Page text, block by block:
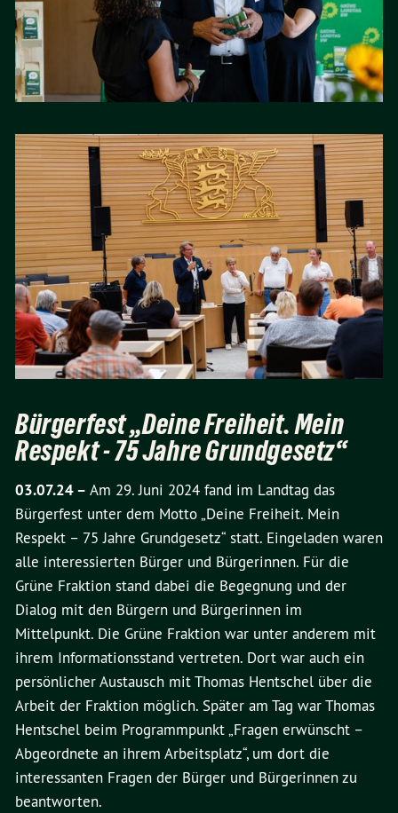
Bürgerfest „Deine Freiheit. Mein
Respekt - 75 Jahre Grundgesetz“
03.07.24 – Am 29. Juni 2024 fand im Landtag das
Bürgerfest unter dem Motto „Deine Freiheit. Mein
Respekt – 75 Jahre Grundgesetz“ statt. Eingeladen waren
alle interessierten Bürger und Bürgerinnen. Für die
Grüne Fraktion stand dabei die Begegnung und der
Dialog mit den Bürgern und Bürgerinnen im
Mittelpunkt. Die Grüne Fraktion war unter anderem mit
ihrem Informationsstand vertreten. Dort war auch ein
persönlicher Austausch mit Thomas Hentschel über die
Arbeit der Fraktion möglich. Später am Tag war Thomas
Hentschel beim Programmpunkt „Fragen erwünscht –
Abgeordnete an ihrem Arbeitsplatz“, um dort die
interessanten Fragen der Bürger und Bürgerinnen zu
beantworten.